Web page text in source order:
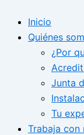
contenido
Inicio
Quiénes
¿Por
Junta
Tu
Trabaja con